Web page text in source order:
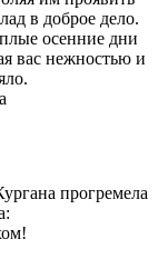
в доброе дело.
осенние дни
вас нежностью и
прогремела